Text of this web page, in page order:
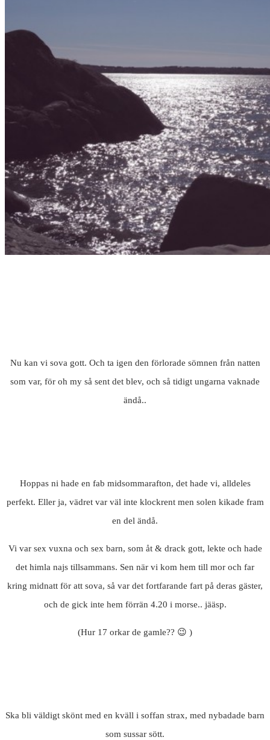
Nu kan vi sova gott. Och ta igen den förlorade sömnen från natten
som var, för oh my så sent det blev, och så tidigt ungarna vaknade
ändå..
Hoppas ni hade en fab midsommarafton, det hade vi, alldeles
perfekt. Eller ja, vädret var väl inte klockrent men solen kikade fram
en del ändå.
Vi var sex vuxna och sex barn, som åt & drack gott, lekte och hade
det himla najs tillsammans. Sen när vi kom hem till mor och far
kring midnatt för att sova, så var det fortfarande fart på deras gäster,
och de gick inte hem förrän 4.20 i morse.. jääsp.
(Hur 17 orkar de gamle?? 😉 )
Ska bli väldigt skönt med en kväll i soffan strax, med nybadade barn
som sussar sött.